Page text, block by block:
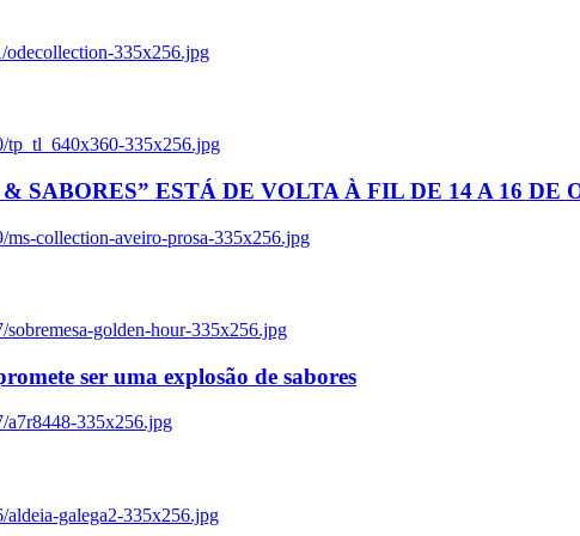
odecollection-335x256.jpg
tp_tl_640x360-335x256.jpg
SABORES” ESTÁ DE VOLTA À FIL DE 14 A 16 DE
collection-aveiro-prosa-335x256.jpg
golden-hour-335x256.jpg
ser uma explosão de sabores
a7r8448-335x256.jpg
galega2-335x256.jpg